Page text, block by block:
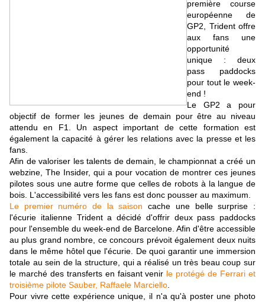
première course
européenne de
GP2, Trident offre
aux fans une
opportunité
unique : deux
pass paddocks
pour tout le week-
end !
Le GP2 a pour
objectif de former les jeunes de demain pour être au niveau
attendu en F1. Un aspect important de cette formation est
également la capacité à gérer les relations avec la presse et les
fans.
Afin de valoriser les talents de demain, le championnat a créé un
webzine, The Insider, qui a pour vocation de montrer ces jeunes
pilotes sous une autre forme que celles de robots à la langue de
bois. L'accessibilité vers les fans est donc pousser au maximum.
Le premier numéro de la saison cache une belle surprise :
l'écurie italienne Trident a décidé d'offrir deux pass paddocks
pour l'ensemble du week-end de Barcelone. Afin d'être accessible
au plus grand nombre, ce concours prévoit également deux nuits
dans le même hôtel que l'écurie. De quoi garantir une immersion
totale au sein de la structure, qui a réalisé un très beau coup sur
le marché des transferts en faisant venir le protégé de Ferrari et
troisième pilote Sauber, Raffaele Marciello
Pour vivre cette expérience unique, il n'a qu'à poster une photo